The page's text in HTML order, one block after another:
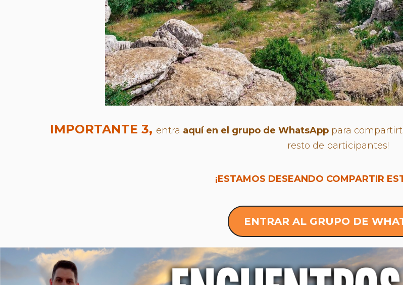
IMPORTANTE 3, entra aquí en el grupo de WhatsApp para
resto de participantes!
¡ESTAMOS DESEANDO COMPARTIR
ENTRAR AL GRUPO DE